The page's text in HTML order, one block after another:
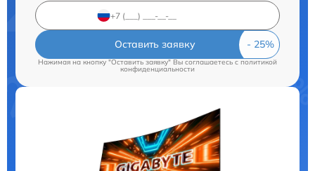
Оставить заявку
Нажимая на кнопку "Оставить заявку" Вы соглашаетесь c политикой
конфиденциальности